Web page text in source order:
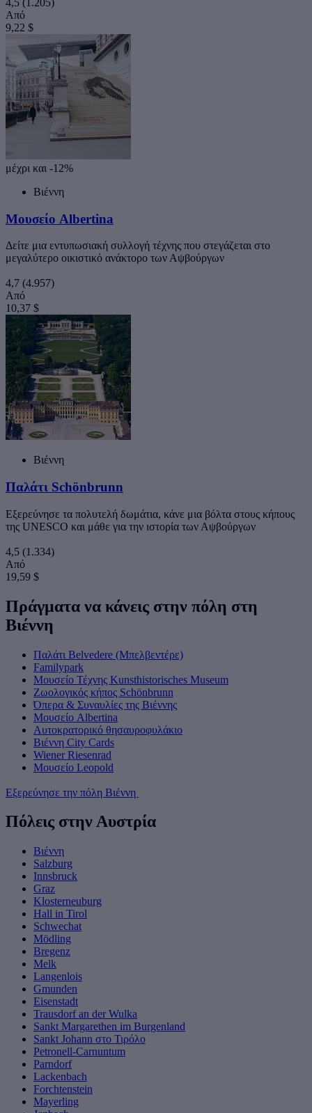
Από
9,22 $
μέχρι και -12%
Βιέννη
Μουσείο Albertina
Δείτε μια εντυπωσιακή συλλογή τέχνης που στεγάζεται στο
μεγαλύτερο οικιστικό ανάκτορο των Αψβούργων
4,7 (4.957)
Από
10,37 $
Βιέννη
Παλάτι Schönbrunn
Εξερεύνησε τα πολυτελή δωμάτια, κάνε μια βόλτα στους κήπους
της UNESCO και μάθε για την ιστορία των Αψβούργων
4,5 (1.334)
Από
19,59 $
Πράγματα να κάνεις στην πόλη στη
Βιέννη
Παλάτι Belvedere (Μπελβεντέρε)
Familypark
Μουσείο Τέχνης Kunsthistorisches Museum
Ζωολογικός κήπος Schönbrunn
Όπερα & Συναυλίες της Βιέννης
Μουσείο Albertina
Αυτοκρατορικό θησαυροφυλάκιο
Βιέννη City Cards
Wiener Riesenrad
Μουσείο Leopold
Εξερεύνησε την πόλη Βιέννη
Πόλεις στην Αυστρία
Βιέννη
Salzburg
Innsbruck
Graz
Klosterneuburg
Hall in Tirol
Schwechat
Mödling
Bregenz
Melk
Langenlois
Gmunden
Eisenstadt
Trausdorf an der Wulka
Sankt Margarethen im Burgenland
Sankt Johann στο Τιρόλο
Petronell-Carnuntum
Parndorf
Lackenbach
Forchtenstein
Mayerling